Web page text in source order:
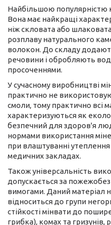
Найбільшою популярністю
Вона має найкращі
ніж скловата або
розплаву натурального
волокон. До складу
речовини і обробляють
просоченнями.
У сучасному виробництві
практично не
смоли, тому практично всі
характеризуються як
безпечний для здоров'я
нормами використання
при влаштуванні утеплення
медичних закладах.
Також універсальність
допускається за
вимогами. Даний матеріал
відноситься до групи
стійкості мінвати до
грибка), комах та гризунів,